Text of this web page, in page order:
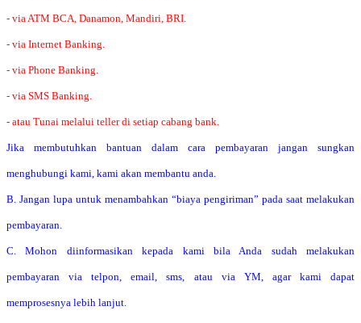
- via ATM BCA, Danamon, Mandiri, BRI.
- via Internet Banking.
- via Phone Banking.
- via SMS Banking.
- atau Tunai melalui teller di setiap cabang bank.
Jika membutuhkan bantuan dalam cara pembayaran jangan sungkan
menghubungi kami, kami akan membantu anda.
B. Jangan lupa untuk menambahkan “biaya pengiriman” pada saat melakukan
pembayaran.
C. Mohon diinformasikan kepada kami bila Anda sudah melakukan
pembayaran via telpon, email, sms, atau via YM, agar kami dapat
memprosesnya lebih lanjut.